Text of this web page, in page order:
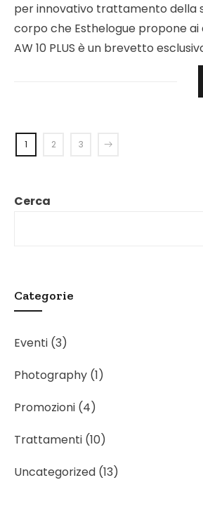
Cerca
Categorie
Eventi (3)
Photography (1)
Promozioni (4)
Trattamenti (10)
Uncategorized (13)
per innovativo trattamento della
corpo che Esthelogue propone
AW 10 PLUS è un brevetto
1 2 3